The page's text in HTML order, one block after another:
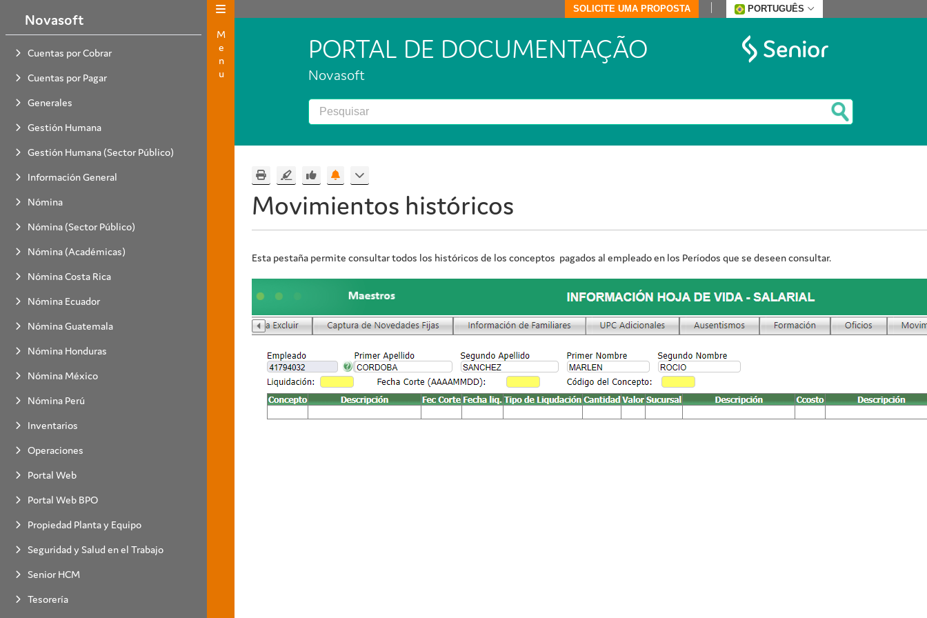
Novasoft
Cuentas por Cobrar
Cuentas por Pagar
Generales
Gestión Humana
Gestión Humana (Sector Público)
Información General
Nómina
Nómina (Sector Público)
Nómina (Académicas)
Nómina Costa Rica
Nómina Ecuador
Nómina Guatemala
Nómina Honduras
Nómina México
Nómina Perú
Inventarios
Operaciones
Portal Web
Portal Web BPO
Propiedad Planta y Equipo
Seguridad y Salud en el Trabajo
Senior HCM
Tesorería
Menu
SOLICITE UMA PROPOSTA PORTUGUÊS
PORTAL DE DOCUMENTAÇÃO
Novasoft
Movimientos históricos
Esta pestaña permite consultar todos los históricos de los conceptos pagados al empleado en los Períodos que se deseen consultar.